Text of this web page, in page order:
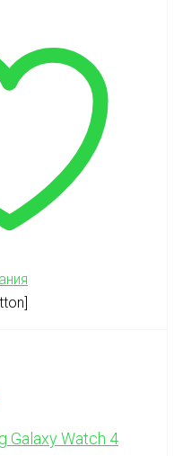
Galaxy Watch 4